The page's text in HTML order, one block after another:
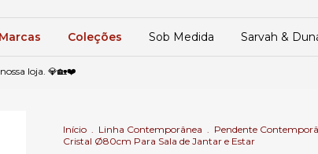
Coleções Sob Medida Sarvah &
loja. 💎🏡❤️
Início . Linha Contemporânea . Pendente
Cristal Ø80cm Para Sala de Jantar e Estar